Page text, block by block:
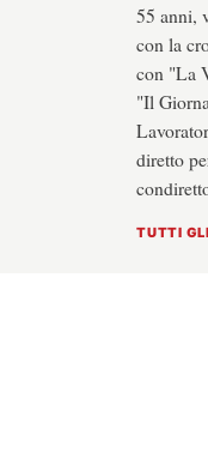
55 anni,
con la
con "La
"Il
diretto
TUTTI